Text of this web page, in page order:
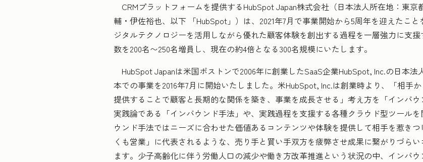
CRMプラットフォームを提供するHubSpot Japan株式会社（日本法人所在地：東
輔・伊佐裕也、以下 「HubSpot」）は、2021年7月で事業開始から5周年を迎えたこ
ジタルテクノロジーを活用しながら優れた顧客体験を創出する過程を一層強力に支
数を200名〜250名増員し、現在の約4倍となる300名規模にいたします。
HubSpot Japanは米国ボストンで2006年に創業したSaaS企業HubSpot, Inc.の日本
本での事業を2016年7月に開始いたしました。米HubSpot, Inc.は創業時より、「相手
提供することで顧客と長期的な関係を築き、事業を成長させる」考え方を「インバ
実践論である「インバウンド手法」や、実践過程を支援する各種クラウド型ツール
ウンド手法ではニーズに合わせた価値あるコンテンツや体験を提供して相手を惹き
くも営業」に代表されるような、売り手と買い手双方を疲弊させ成果に繋がりづら
ます。少子高齢化に伴う労働人口の減少や働き方改革推進という状況の中、インバ